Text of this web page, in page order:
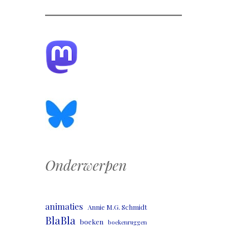
Onderwerpen
animaties Annie M.G. Schmidt
BlaBla boeken boekenruggen